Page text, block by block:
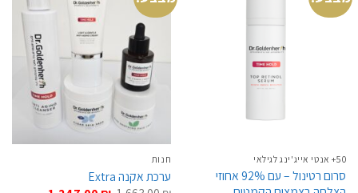
50+ אנטי אייג'ינג לגילאי
סרום רטינול – עם 92% אחוזי
חנות
ערכת אקנה Extra